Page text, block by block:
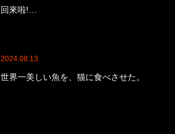
回來啦!…
2024.08.13
世界一美しい魚を、猫に食べさせた。